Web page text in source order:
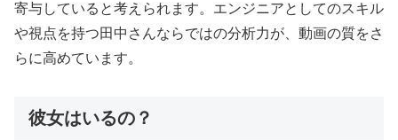
寄与していると考えられます。エンジニアとしてのスキル
や視点を持つ田中さんならではの分析力が、動画の質をさ
らに高めています。
彼女はいるの？